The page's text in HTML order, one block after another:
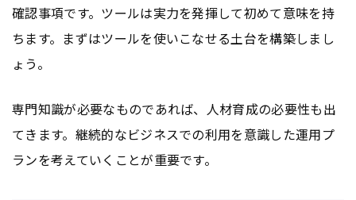
確認事項です。ツールは実力を発揮して初めて意味を持
ちます。まずはツールを使いこなせる土台を構築しまし
ょう。
専門知識が必要なものであれば、人材育成の必要性も出
てきます。継続的なビジネスでの利用を意識した運用プ
ランを考えていくことが重要です。